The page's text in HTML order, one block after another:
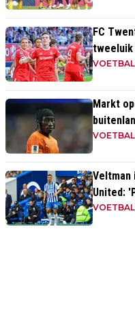
FC
tweeluik
Markt
Veltman
United: